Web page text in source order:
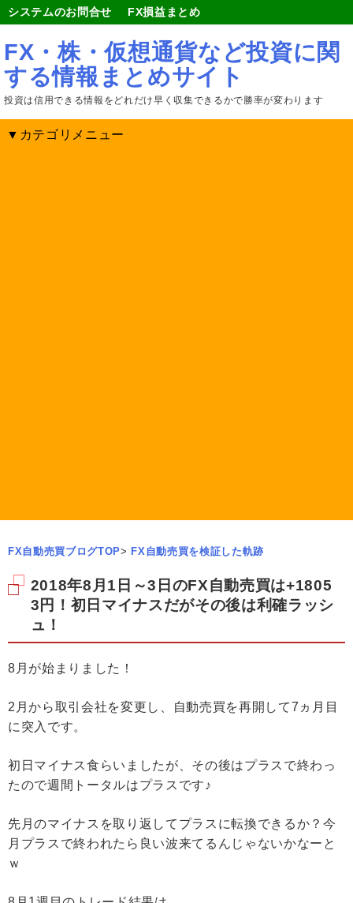
システムのお問合せ FX損益まとめ
FX・株・仮想通貨など投資に関
する情報まとめサイト
投資は信用できる情報をどれだけ早く収集できるかで勝率が変わります
▼カテゴリメニュー
FX自動売買ブログTOP> FX自動売買を検証した軌跡
2018年8月1日～3日のFX自動売買は+1805
3円！初日マイナスだがその後は利確ラッシ
ュ！
8月が始まりました！
2月から取引会社を変更し、自動売買を再開して7ヵ月目
に突入です。
初日マイナス食らいましたが、その後はプラスで終わっ
たので週間トータルはプラスです♪
先月のマイナスを取り返してプラスに転換できるか？今
月プラスで終われたら良い波来てるんじゃないかなーと
ｗ